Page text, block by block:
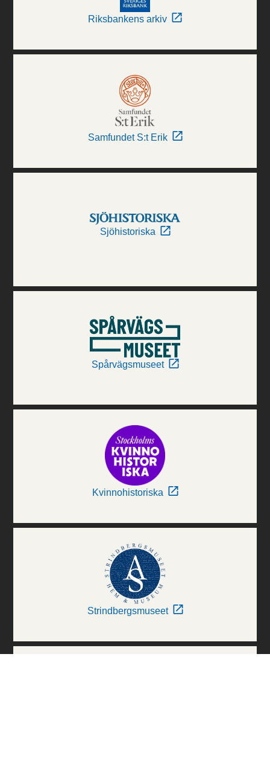
Riksbankens arkiv
Samfundet S:t Erik
Sjöhistoriska
Spårvägsmuseet
Kvinnohistoriska
Strindbergsmuseet